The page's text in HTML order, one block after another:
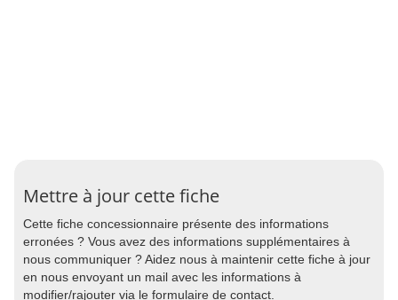
Mettre à jour cette fiche
Cette fiche concessionnaire présente des informations
erronées ? Vous avez des informations supplémentaires à
nous communiquer ? Aidez nous à maintenir cette fiche à jour
en nous envoyant un mail avec les informations à
modifier/rajouter via le formulaire de contact.